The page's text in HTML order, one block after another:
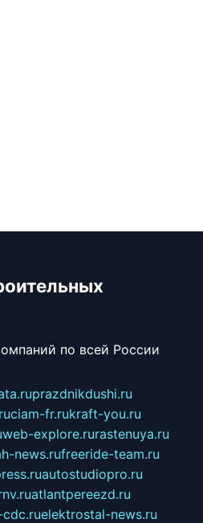
по всей России
prazdnikdushi.ru
ciam-fr.rukraft-you.ru
web-explore.rurastenuya.ru
news.rufreeride-team.ru
autostudiopro.ru
atlantpereezd.ru
elektrostal-news.ru